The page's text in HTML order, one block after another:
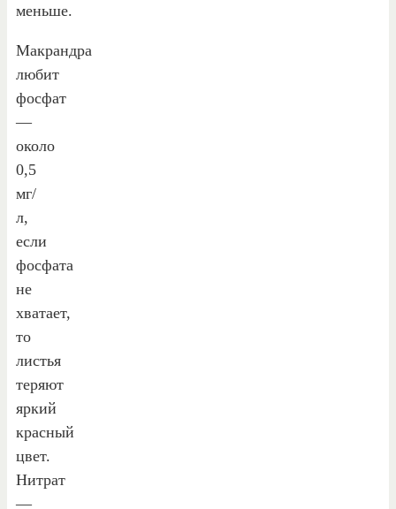
меньше.
Макрандра
любит
фосфат
—
около
0,5
мг/
л,
если
фосфата
не
хватает,
то
листья
теряют
яркий
красный
цвет.
Нитрат
—